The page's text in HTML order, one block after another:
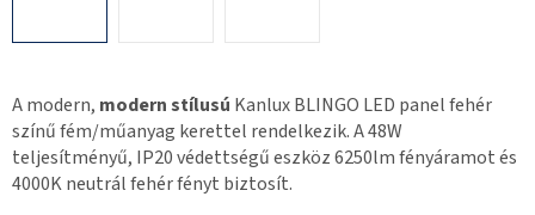
A modern, modern stílusú Kanlux BLINGO LED panel fehér
színű fém/műanyag kerettel rendelkezik. A 48W
teljesítményű, IP20 védettségű eszköz 6250lm fényáramot és
4000K neutrál fehér fényt biztosít.